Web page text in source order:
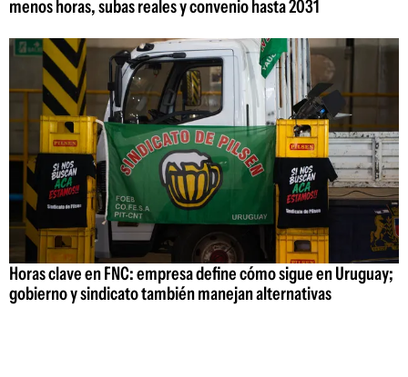
menos horas, subas reales y convenio hasta 2031
Horas clave en FNC: empresa define cómo sigue en Uruguay;
gobierno y sindicato también manejan alternativas